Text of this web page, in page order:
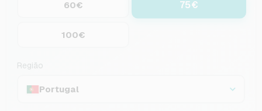
60€ 75€
100€
Região
Portugal